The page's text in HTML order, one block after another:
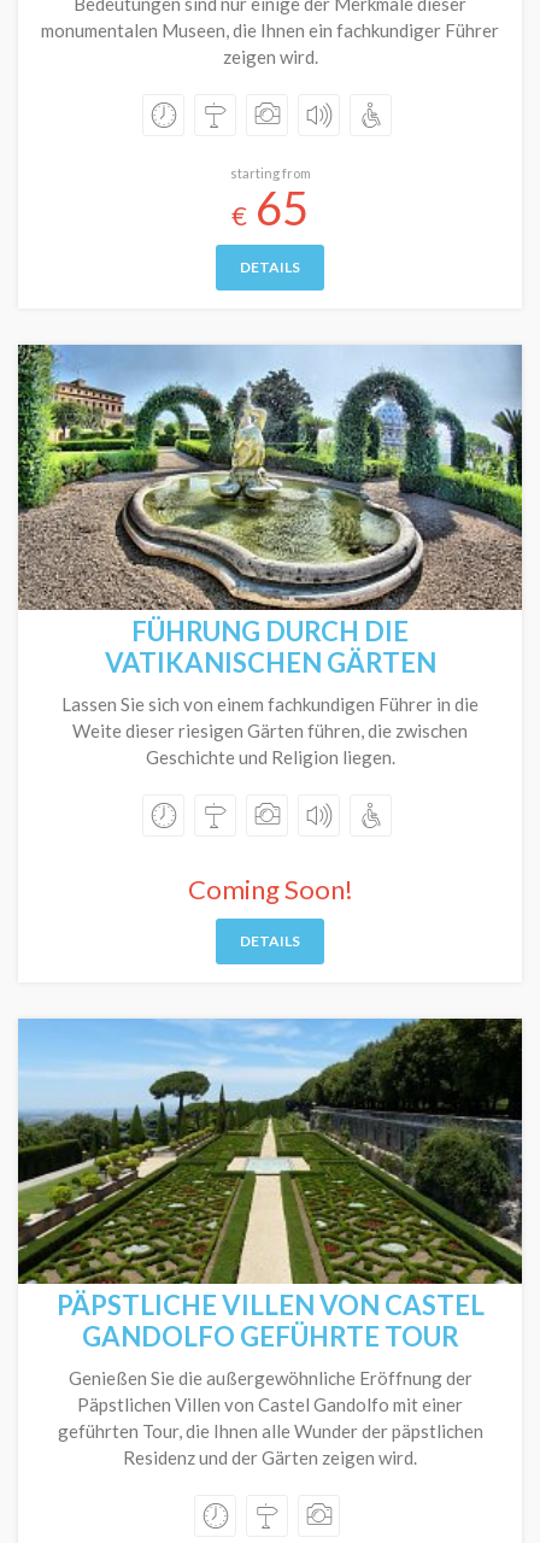
monumentalen Museen, die Ihnen ein fachkundiger Führer
zeigen wird.
starting from
€ 65
DETAILS
FÜHRUNG DURCH DIE
VATIKANISCHEN GÄRTEN
Lassen Sie sich von einem fachkundigen Führer in die
Weite dieser riesigen Gärten führen, die zwischen
Geschichte und Religion liegen.
Coming Soon!
DETAILS
PÄPSTLICHE VILLEN VON CASTEL
GANDOLFO GEFÜHRTE TOUR
Genießen Sie die außergewöhnliche Eröffnung der
Päpstlichen Villen von Castel Gandolfo mit einer
geführten Tour, die Ihnen alle Wunder der päpstlichen
Residenz und der Gärten zeigen wird.